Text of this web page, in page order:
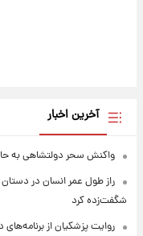
آخرین اخبار
واکنش سحر دولتشاهی به
شگفت‌زده کرد
روایت پزشکیان از